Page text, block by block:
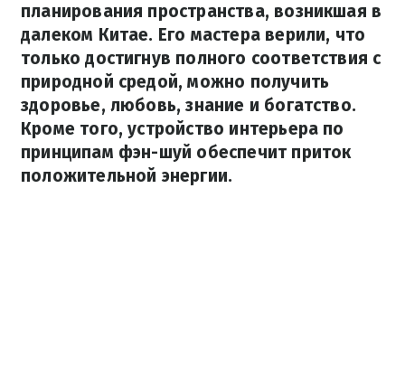
планирования пространства, возникшая в
далеком Китае. Его мастера верили, что
только достигнув полного соответствия с
природной средой, можно получить
здоровье, любовь, знание и богатство.
Кроме того, устройство интерьера по
принципам фэн-шуй обеспечит приток
положительной энергии.